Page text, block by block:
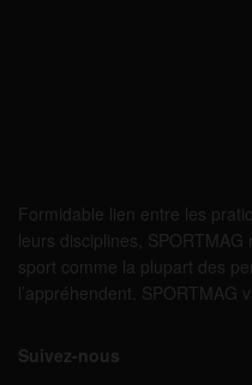
Formidable lien entre les
leurs disciplines,
sport comme la plupart des
l’appréhendent.
Suivez-nous